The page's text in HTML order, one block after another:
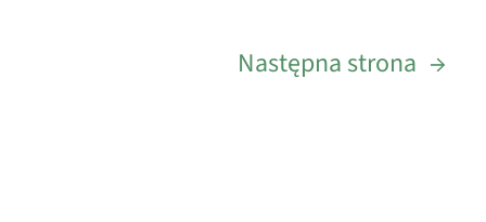
Następna strona →